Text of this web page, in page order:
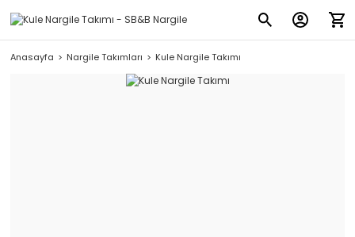
Anasayfa Nargile Takımları Kule Nargile Takımı